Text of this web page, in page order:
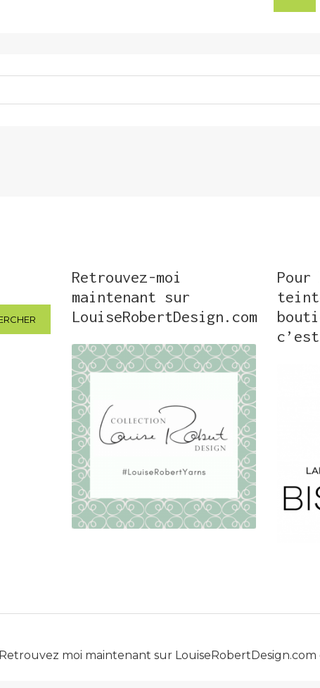
Retrouvez-moi
maintenant sur
LouiseRobertDesign.com
Retrouvez moi maintenant sur LouiseRobertDesign.com